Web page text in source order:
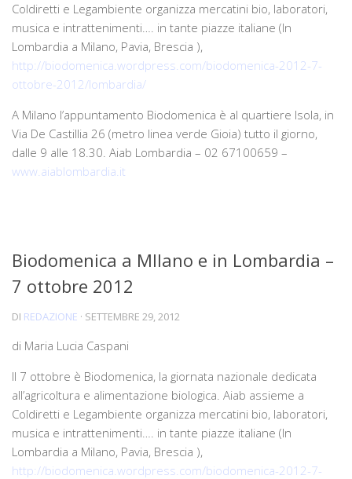
Coldiretti e Legambiente organizza mercatini bio, laboratori,
musica e intrattenimenti…. in tante piazze italiane (In
Lombardia a Milano, Pavia, Brescia ),
http://biodomenica.wordpress.com/biodomenica-2012-7-
ottobre-2012/lombardia/
A Milano l’appuntamento Biodomenica è al quartiere Isola, in
Via De Castillia 26 (metro linea verde Gioia) tutto il giorno,
dalle 9 alle 18.30. Aiab Lombardia – 02 67100659 –
www.aiablombardia.it
Biodomenica a MIlano e in Lombardia –
7 ottobre 2012
DI REDAZIONE · SETTEMBRE 29, 2012
di Maria Lucia Caspani
Il 7 ottobre è Biodomenica, la giornata nazionale dedicata
all’agricoltura e alimentazione biologica. Aiab assieme a
Coldiretti e Legambiente organizza mercatini bio, laboratori,
musica e intrattenimenti…. in tante piazze italiane (In
Lombardia a Milano, Pavia, Brescia ),
http://biodomenica.wordpress.com/biodomenica-2012-7-